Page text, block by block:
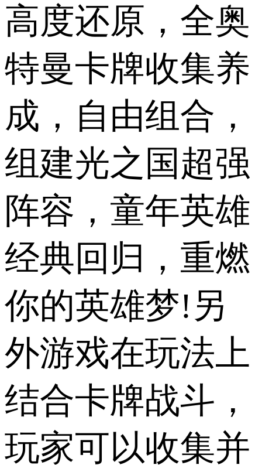
高度还原，全奥
特曼卡牌收集养
成，自由组合，
组建光之国超强
阵容，童年英雄
经典回归，重燃
你的英雄梦!另
外游戏在玩法上
结合卡牌战斗，
玩家可以收集并